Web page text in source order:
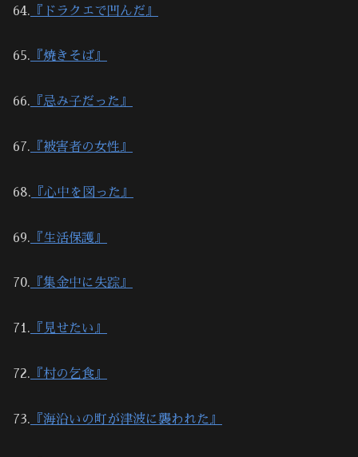
64. 『ドラクエで凹んだ』
65. 『焼きそば』
66. 『忌み子だった』
67. 『被害者の女性』
68. 『心中を図った』
69. 『生活保護』
70. 『集金中に失踪』
71. 『見せたい』
72. 『村の乞食』
73. 『海沿いの町が津波に襲われた』